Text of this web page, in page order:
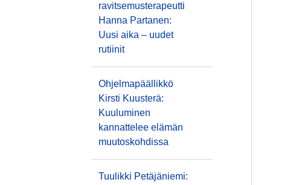
ravitsemusterapeutti
Hanna Partanen:
Uusi aika – uudet
rutiinit
Ohjelmapäällikkö
Kirsti Kuusterä:
Kuuluminen
kannattelee elämän
muutoskohdissa
Tuulikki Petäjäniemi: